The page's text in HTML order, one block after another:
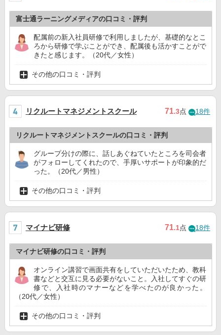
富士通ラーニングメディアの口コミ・評判
配属前の新入社員研修で利用しましたが、基礎的なとこ
ろから研修で学ぶことができ、配属後も活かすことがで
きたと感じます。（20代／女性）
その他の口コミ・評判
リクルートマネジメントスクール 71.3点 18件
リクルートマネジメントスクールの口コミ・評判
グループ分けの際に、話しあぐねていたところを司会者
がフォローしてくれたので、手厚いサポートが印象的だ
った。（20代／男性）
その他の口コミ・評判
マイナビ研修 71.1点 18件
マイナビ研修の口コミ・評判
オンライン講習で画面共有をしていただいたため、教科
書などと交互に見る必要がないこと。入社してすぐの研
修で、入社時のマナーなどを学べたのが良かった。
（20代／女性）
その他の口コミ・評判